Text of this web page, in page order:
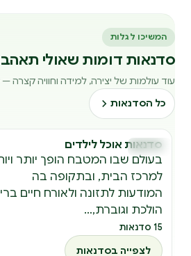
המשיכו לגלות
סדנאות דומות שאולי
עוד עולמות של יצירה, למידה וחוויה
כל הסדנאות
ס
סדנאות
סדנאות אוכל לילדים
בעולם שבו המטבח הופך יותר
למרכז הבית, ובתקופה בה
המודעות לתזונה ולאורח חיים
הולכת וגוברת,…
15 סדנאות
לצפייה בסדנאות